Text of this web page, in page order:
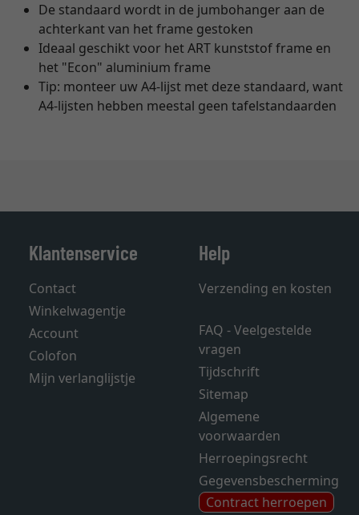
De standaard wordt in de jumbohanger aan de
achterkant van het frame gestoken
Ideaal geschikt voor het ART kunststof frame en
het "Econ" aluminium frame
Tip: monteer uw A4-lijst met deze standaard, want
A4-lijsten hebben meestal geen tafelstandaarden
Klantenservice
Contact
Winkelwagentje
Account
Colofon
Mijn verlanglijstje
Help
Verzending en kosten
FAQ - Veelgestelde
vragen
Tijdschrift
Sitemap
Algemene
voorwaarden
Herroepingsrecht
Gegevensbescherming
Contract herroepen